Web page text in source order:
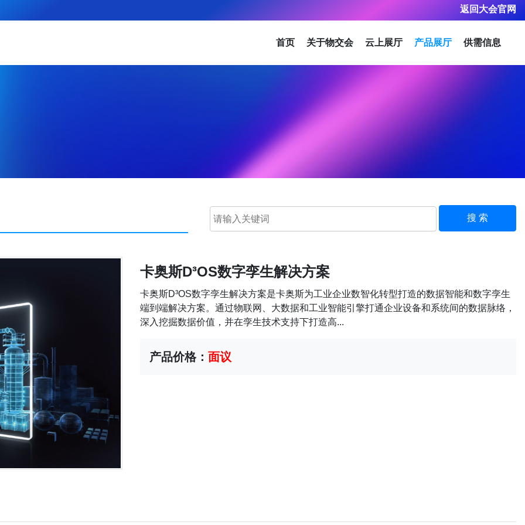
返回大会官网
首页 关于物交会 云上展厅 产品展厅 供需信息
搜 索
卡奥斯D³OS数字孪生解决方案
卡奥斯D³OS数字孪生解决方案是卡奥斯为工业企业数智化转型打造的数据智能和数字孪生
端到端解决方案。通过物联网、大数据和工业智能引擎打通企业设备和系统间的数据脉络，
深入挖掘数据价值，并在孪生技术支持下打造高...
产品价格： 面议